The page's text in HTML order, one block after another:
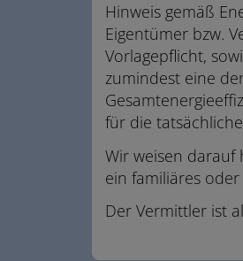
Hinweis gemäß
Eigentümer bzw.
Vorlagepflicht,
zumindest eine
für die
Wir weisen darauf
ein familiäres
Der Vermittler ist